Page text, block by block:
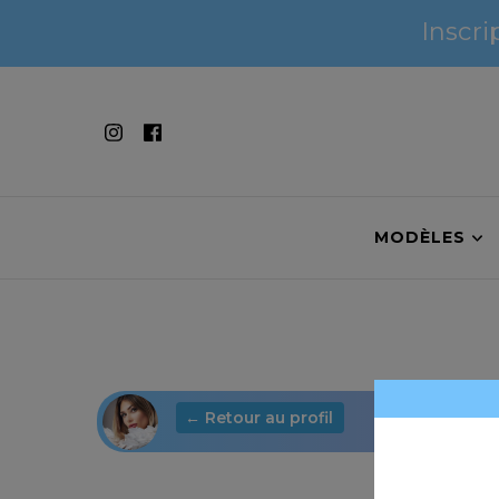
MODÈLES
← Retour au profil